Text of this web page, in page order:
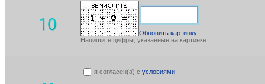
Обновить картинку
Напишите цифры, указанные на картинке
я согласен(а) с условиями